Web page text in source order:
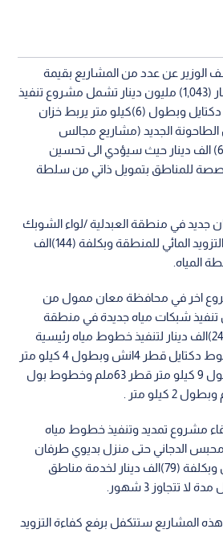
عن عدد من المشاريع بقيمة
حوالي مليون و43 الف دينار (1,043) مليون دينار تشمل مشروع تنفيذ
خط ناقل قطر (440)ملم دكتايل وبطول (6)كيلو متر يربط خزان
الطاحونة الجديد (مشاريع مجالس
المحافظات) بقيمة (650,8) الف دينار حيث سيؤدي الى تحسين
للمناطق بتمويل ذاتي من سلطة
جديد في منطقة العبدلية /لواء الشوبك
بطاقة (500)م3 لتحسين التزويد المائي للمنطقة وبكلفة (144)الف
المياه.
اخر في محافظة معان ممول من
تنفيذ شبكات مياه جديدة في منطقة
مريغة /معان بقيمة (248,3)الف دينار لتنفيذ خطوط مياه رئيسية
وفرعية تشمل تمديد خطوط دكتايل قطر 4انش وبطول 4 كيلو متر
وخطوط بولي ايثيلين بطول 9 كيلو متر قطر 63ملم وخطوط بول
مشروع تمديد وتنفيذ خطوط مياه
الدجاني حتى منزل بديوي طرفان
في لواء ماحص والفحيص وبكلفة (79)الف دينار لخدمة مناطق
لا تتجاوز 3 شهور.
هذه المشاريع ستتكفل برفع كفاءة التزويد